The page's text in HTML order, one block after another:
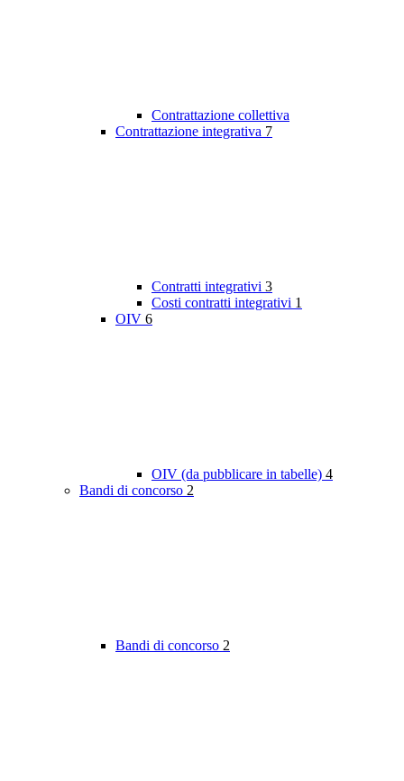
Contrattazione collettiva
Contrattazione integrativa 7
Contratti integrativi 3
Costi contratti integrativi 1
OIV 6
OIV (da pubblicare in tabelle) 4
Bandi di concorso 2
Bandi di concorso 2